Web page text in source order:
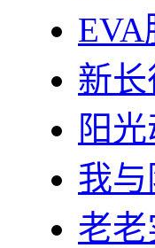
EVA
新
阳
我
老